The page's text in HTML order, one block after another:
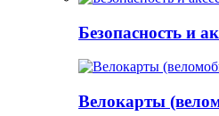
Безопасность и
Велокарты